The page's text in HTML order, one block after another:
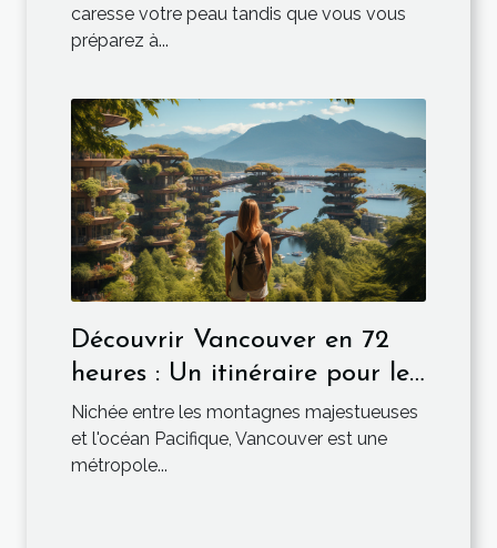
caresse votre peau tandis que vous vous
préparez à...
Découvrir Vancouver en 72
heures : Un itinéraire pour les
passionnés de culture et de
nature
Nichée entre les montagnes majestueuses
et l'océan Pacifique, Vancouver est une
métropole...